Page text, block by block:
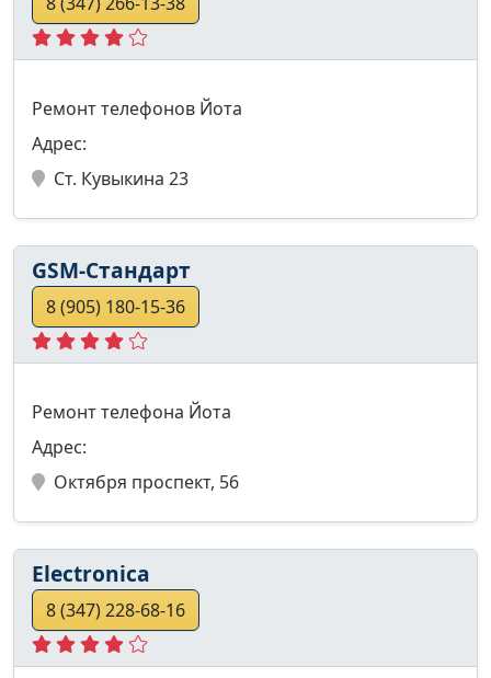
Ремонт телефонов Йота
Адрес:
Ст. Кувыкина 23
GSM-Стандарт
8 (905) 180-15-36
Ремонт телефона Йота
Адрес:
Октября проспект, 56
Electronica
8 (347) 228-68-16